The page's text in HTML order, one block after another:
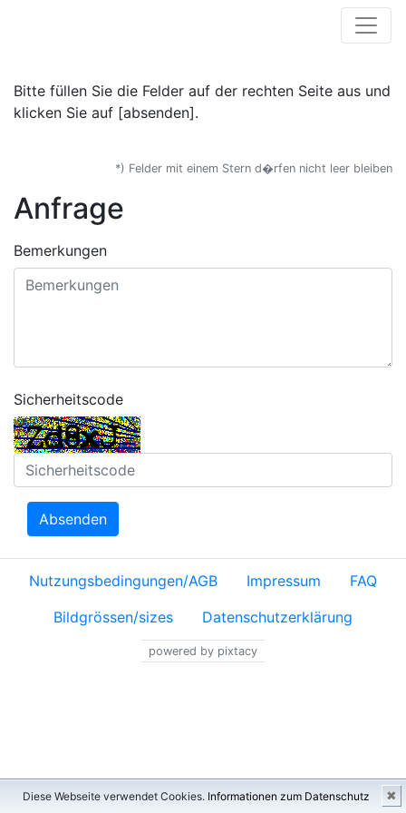
Diese Webseite verwendet Cookies. Informationen zum Datenschutz ✖
Bitte füllen Sie die Felder auf der rechten Seite aus und
klicken Sie auf [absenden].
*) Felder mit einem Stern d�rfen nicht leer bleiben
Anfrage
Bemerkungen
Sicherheitscode
Absenden
Nutzungsbedingungen/AGB Impressum
FAQ
Bildgrössen/sizes
Datenschutzerklärung
powered by pixtacy